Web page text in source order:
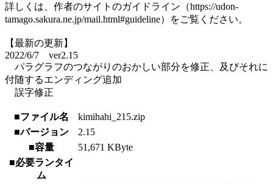
詳しくは、作者のサイトのガイドライン（https://udon-
tamago.sakura.ne.jp/mail.html#guideline）をご覧ください。
【最新の更新】
2022/6/7 ver2.15
パラグラフのつながりのおかしい部分を修正、及びそれに
付随するエンディング追加
誤字修正
■ファイル名
kimihahi_215.zip
■バージョン
2.15
■容量
51,671 KByte
■必要ランタイ
ム